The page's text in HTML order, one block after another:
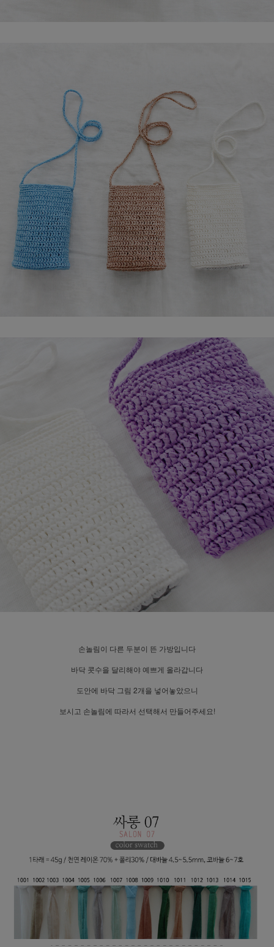
손놀림이 다른 두분이 뜬 가방입니다
바닥 콧수을 달리해야 예쁘게 올라갑니다
도안에 바닥 그림 2개을 넣어놓았으니
보시고 손놀림에 따라서 선택해서 만들어주세요!